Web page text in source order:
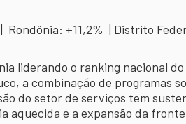
Rondônia: +11,2% | Distrito
liderando o ranking nacional
a combinação de programas
do setor de serviços tem
aquecida e a expansão da